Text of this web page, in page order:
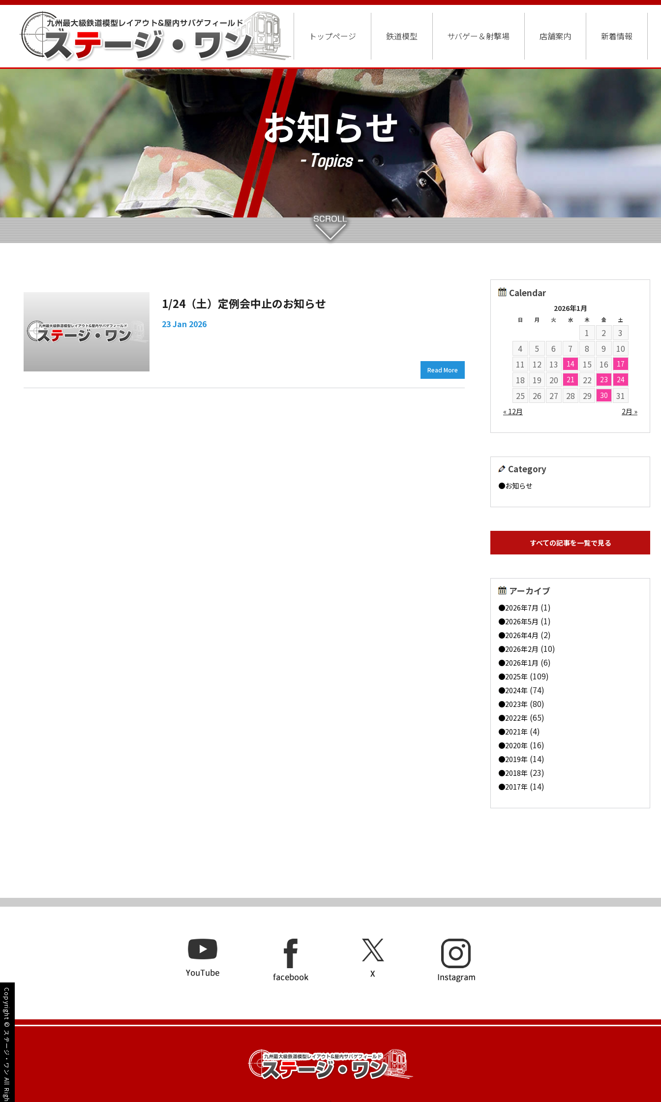
トップページ 鉄道模型 サバゲー＆射撃場 店舗案内 新着情報
お知らせ
- Topics -
1/24（土）定例会中止のお知らせ
23 Jan 2026
Read More
Calendar
2026年1月
日 月 火 水 木 金 土
1 2
3
4
5 6 7 8 9
10
11
12 13 14 15 16 17
18 19 20 21 22 23 24
25 26 27 28 29 30 31
« 12月 2月 »
Category
お知らせ
すべての記事を一覧で見る
アーカイブ
2026年7月 (1)
2026年5月 (1)
2026年4月 (2)
2026年2月 (10)
2026年1月 (6)
2025年 (109)
2024年 (74)
2023年 (80)
2022年 (65)
2021年 (4)
2020年 (16)
2019年 (14)
2018年 (23)
2017年 (14)
Copyright ©
ステージ・ワン